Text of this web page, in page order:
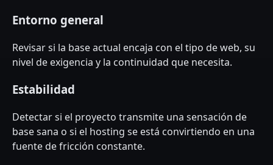
Entorno general
Revisar si la base actual encaja con el tipo de web, su
nivel de exigencia y la continuidad que necesita.
Estabilidad
Detectar si el proyecto transmite una sensación de
base sana o si el hosting se está convirtiendo en una
fuente de fricción constante.